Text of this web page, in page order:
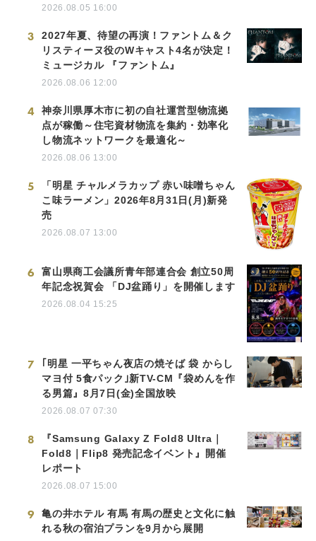
2026.08.05 16:00
3
2027年夏、待望の再演！ファントム＆ク
リスティーヌ役のWキャスト4名が決定！
ミュージカル 『ファントム』
2026.08.06 12:00
4
神奈川県厚木市に初の自社運営型物流拠
点が稼働～住宅資材物流を集約・効率化
し物流ネットワークを最適化～
2026.08.06 13:00
5
「明星 チャルメラカップ 赤い味噌ちゃん
こ味ラーメン」2026年8月31日(月)新発
売
2026.08.07 13:00
6
富山県商工会議所青年部連合会 創立50周
年記念祝賀会 「DJ盆踊り」を開催します
2026.08.04 15:25
7
｢明星 一平ちゃん夜店の焼そば 袋 からし
マヨ付 5食パック｣新TV-CM『袋めんを作
る男篇』8月7日(金)全国放映
2026.08.07 07:30
8
『Samsung Galaxy Z Fold8 Ultra｜
Fold8｜Flip8 発売記念イベント』開催
レポート
2026.08.07 15:00
9
亀の井ホテル 有馬 有馬の歴史と文化に触
れる秋の宿泊プランを9月から展開